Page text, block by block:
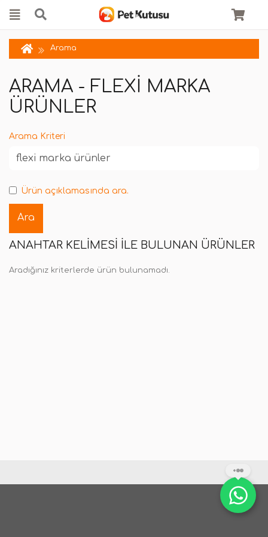
Arama
ARAMA - FLEXI MARKA
ÜRÜNLER
Arama Kriteri
Ürün açıklamasında ara.
ANAHTAR KELIMESI ILE BULUNAN ÜRÜNLER
Aradığınız kriterlerde ürün bulunamadı.